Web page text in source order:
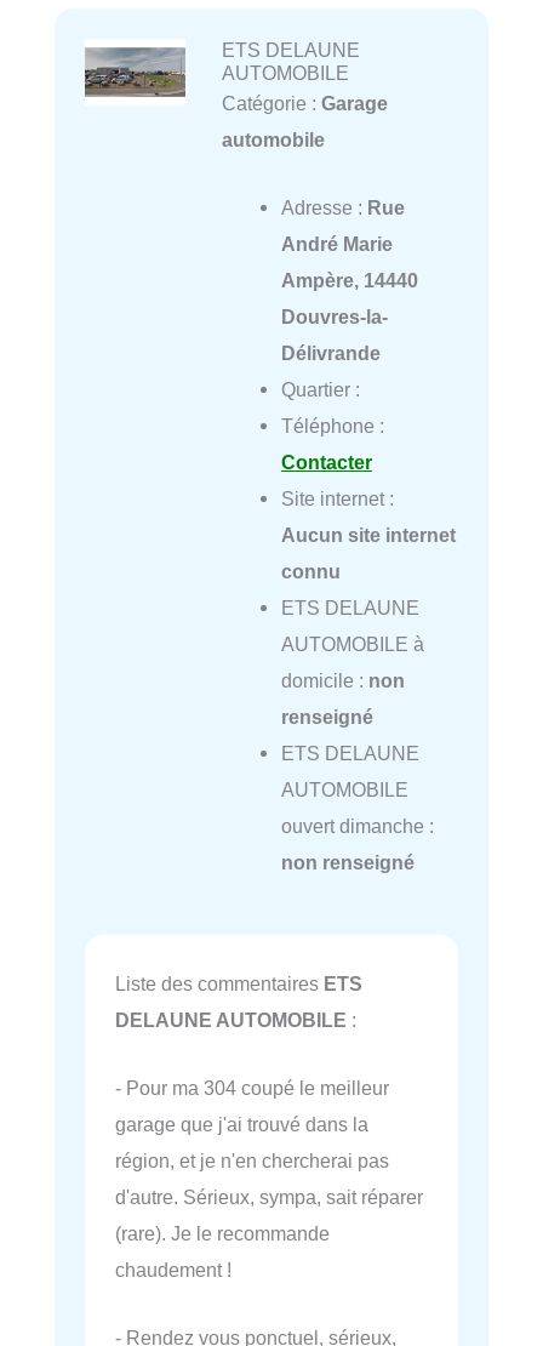
ETS DELAUNE
AUTOMOBILE
Catégorie : Garage
automobile
Adresse : Rue
André Marie
Ampère, 14440
Douvres-la-
Délivrande
Quartier :
Téléphone :
Contacter
Site internet :
Aucun site internet
connu
ETS DELAUNE
AUTOMOBILE à
domicile : non
renseigné
ETS DELAUNE
AUTOMOBILE
ouvert dimanche :
non renseigné
Liste des commentaires ETS
DELAUNE AUTOMOBILE :
- Pour ma 304 coupé le meilleur
garage que j'ai trouvé dans la
région, et je n'en chercherai pas
d'autre. Sérieux, sympa, sait réparer
(rare). Je le recommande
chaudement !
- Rendez vous ponctuel, sérieux,